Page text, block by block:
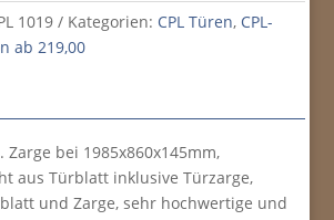
1019 Kategorien: CPL Türen, CPL-
ab 219,00
bei 1985x860x145mm,
aus Türblatt inklusive Türzarge,
und Zarge, sehr hochwertige und